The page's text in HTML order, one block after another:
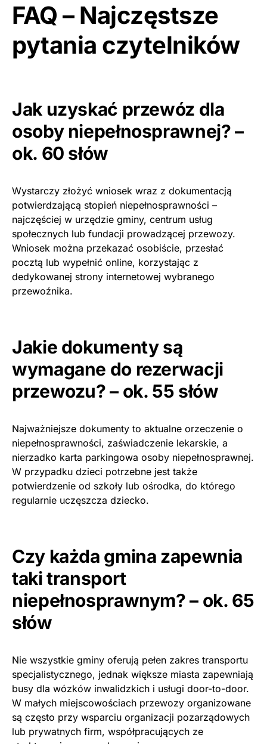
FAQ – Najczęstsze
pytania czytelników
Jak uzyskać przewóz dla
osoby niepełnosprawnej? –
ok. 60 słów
Wystarczy złożyć wniosek wraz z dokumentacją
potwierdzającą stopień niepełnosprawności –
najczęściej w urzędzie gminy, centrum usług
społecznych lub fundacji prowadzącej przewozy.
Wniosek można przekazać osobiście, przesłać
pocztą lub wypełnić online, korzystając z
dedykowanej strony internetowej wybranego
przewoźnika.
Jakie dokumenty są
wymagane do rezerwacji
przewozu? – ok. 55 słów
Najważniejsze dokumenty to aktualne orzeczenie o
niepełnosprawności, zaświadczenie lekarskie, a
nierzadko karta parkingowa osoby niepełnosprawnej.
W przypadku dzieci potrzebne jest także
potwierdzenie od szkoły lub ośrodka, do którego
regularnie uczęszcza dziecko.
Czy każda gmina zapewnia
taki transport
niepełnosprawnym? – ok. 65
słów
Nie wszystkie gminy oferują pełen zakres transportu
specjalistycznego, jednak większe miasta zapewniają
busy dla wózków inwalidzkich i usługi door-to-door.
W małych miejscowościach przewozy organizowane
są często przy wsparciu organizacji pozarządowych
lub prywatnych firm, współpracujących ze